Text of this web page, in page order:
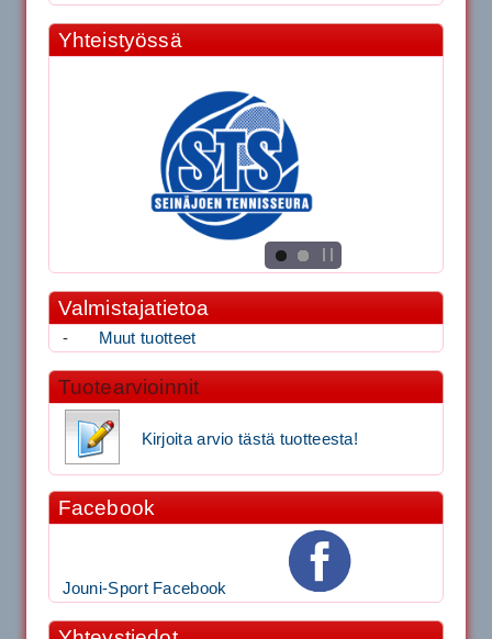
Yhteistyössä
Valmistajatietoa
- Muut tuotteet
Tuotearvioinnit
Kirjoita arvio tästä tuotteesta!
Facebook
Jouni-Sport Facebook